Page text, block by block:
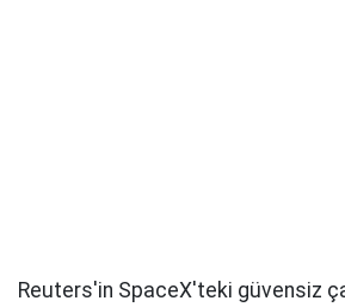
Reuters'in SpaceX'teki güvensiz